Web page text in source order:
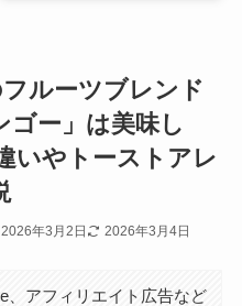
ルーツブレンド
ゴー」は美味し
いやトーストアレ
2026年3月2日 2026年3月4日
、アフィリエイト広告など